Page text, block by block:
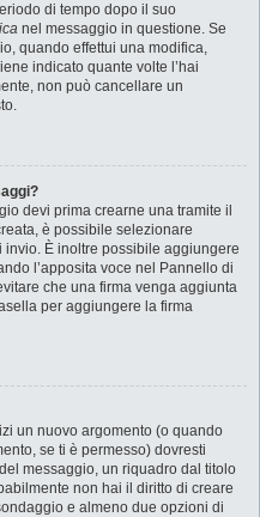
di tempo dopo il suo
nel messaggio in questione. Se
quando effettui una modifica,
indicato quante volte l’hai
non può cancellare un
devi prima crearne una tramite il
è possibile selezionare
invio. È inoltre possibile aggiungere
l’apposita voce nel Pannello di
che una firma venga aggiunta
per aggiungere la firma
un nuovo argomento (o quando
se ti è permesso) dovresti
messaggio, un riquadro dal titolo
non hai il diritto di creare
e almeno due opzioni di